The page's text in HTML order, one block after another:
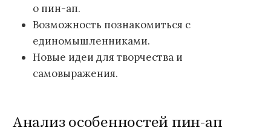
о пин-ап.
Возможность познакомиться с
единомышленниками.
Новые идеи для творчества и
самовыражения.
Анализ особенностей пин-ап